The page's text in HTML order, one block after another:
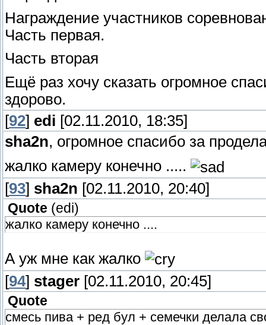
Награждение участников
Часть первая.
Часть вторая
Ещё раз хочу сказать огромное
здорово.
[92] edi [02.11.2010, 18:35]
sha2n, огромное спасибо за
жалко камеру конечно .....
[93] sha2n [02.11.2010, 20:40]
Quote (edi)
жалко камеру конечно ....
А уж мне как жалко
[94] stager [02.11.2010, 20:45]
Quote
смесь пива + ред бул + семечки делала